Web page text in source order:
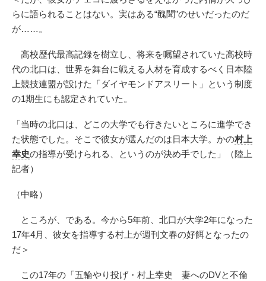
らに語られることはない。実はある“醜聞”のせいだったのだ
が……。
高校歴代最高記録を樹立し、将来を嘱望されていた高校時
代の北口は、世界を舞台に戦える人材を育成するべく日本陸
上競技連盟が設けた「ダイヤモンドアスリート」という制度
の1期生にも認定されていた。
「当時の北口は、どこの大学でも行きたいところに進学でき
た状態でした。そこで彼女が選んだのは日本大学。かの村上
幸史の指導が受けられる、というのが決め手でした」（陸上
記者）
（中略）
ところが、である。今から5年前、北口が大学2年になった
17年4月、彼女を指導する村上が週刊文春の好餌となったの
だ＞
この17年の「五輪やり投げ・村上幸史 妻へのDVと不倫